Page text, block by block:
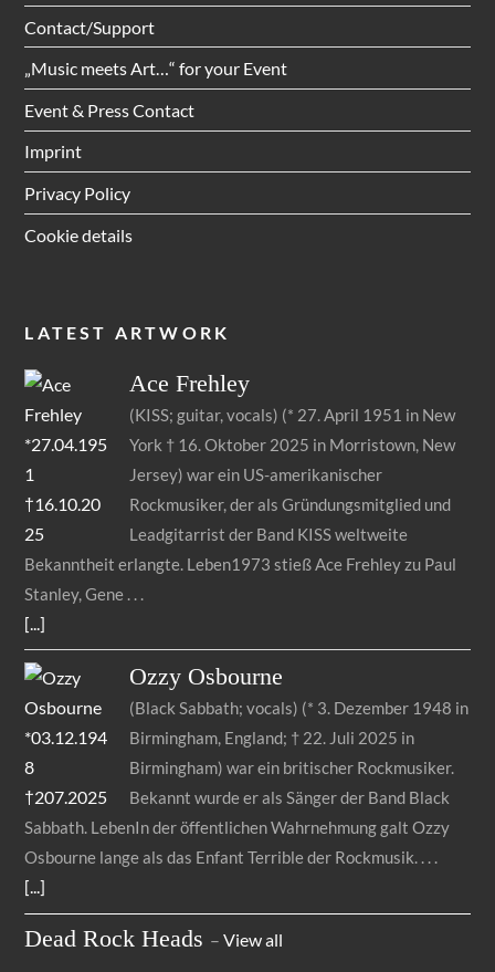
Contact/Support
„Music meets Art…“ for your Event
Event & Press Contact
Imprint
Privacy Policy
Cookie details
LATEST ARTWORK
AceFrehley
(KISS; guitar, vocals) (* 27. April 1951 in New
York † 16. Oktober 2025 in Morristown, New
Jersey) war ein US-amerikanischer
Rockmusiker, der als Gründungsmitglied und
Leadgitarrist der Band KISS weltweite
Bekanntheit erlangte. Leben1973 stieß Ace Frehley zu Paul
Stanley, Gene
[...]
Ozzy Osbourne
(Black Sabbath; vocals) (* 3. Dezember 1948 in
Birmingham, England; † 22. Juli 2025 in
Birmingham) war ein britischer Rockmusiker.
Bekannt wurde er als Sänger der Band Black
Sabbath. LebenIn der öffentlichen Wahrnehmung galt Ozzy
Osbourne lange als das Enfant Terrible der Rockmusik.
[...]
Dead Rock Heads –View all